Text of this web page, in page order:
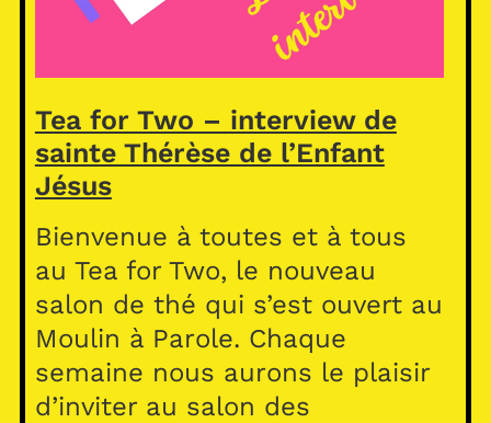
Tea for Two – interview de
sainte Thérèse de l’Enfant
Jésus
Bienvenue à toutes et à tous
au Tea for Two, le nouveau
salon de thé qui s’est ouvert au
Moulin à Parole. Chaque
semaine nous aurons le plaisir
d’inviter au salon des